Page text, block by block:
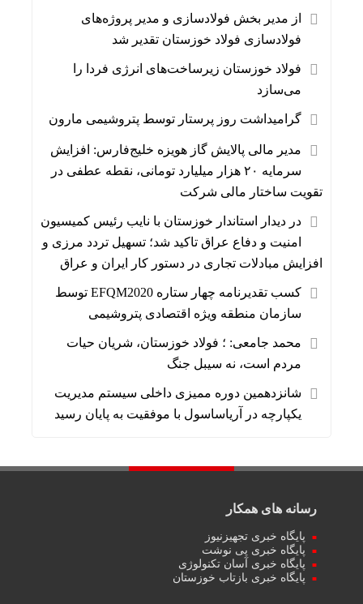
از مدیر بخش فولادسازی و‌ مدیر پروژه‌های
فولادسازی فولاد خوزستان تقدیر شد
فولاد خوزستان زیرساخت‌های انرژی فردا را
می‌سازد
گرامیداشت روز پرستار توسط پتروشیمی مارون
مدیر مالی پالایش گاز هویزه خلیج‌فارس: افزایش
سرمایه ۲۰ هزار میلیارد تومانی، نقطه عطفی در
تقویت ساختار مالی شرکت
در دیدار استاندار خوزستان با نایب رئیس کمیسیون
امنیت و دفاع عراق تاکید شد؛ تسهیل تردد مرزی و
افزایش مبادلات تجاری در دستور کار ایران و عراق
کسب تقدیرنامه چهار ستاره EFQM2020 توسط
سازمان منطقه ویژه اقتصادی پتروشیمی
محمد جامعی: ؛ فولاد خوزستان، شریان حیات
مردم است، نه سیبل جنگ
شانزدهمین دوره ممیزی داخلی سیستم مدیریت
یکپارچه در آریاساسول با موفقیت به پایان رسید
رسانه های همکار
پایگاه خبری تجهیزنیوز
پایگاه خبری پی نوشت
پایگاه خبری آسان تکنولوژی
پایگاه خبری بازتاب خوزستان